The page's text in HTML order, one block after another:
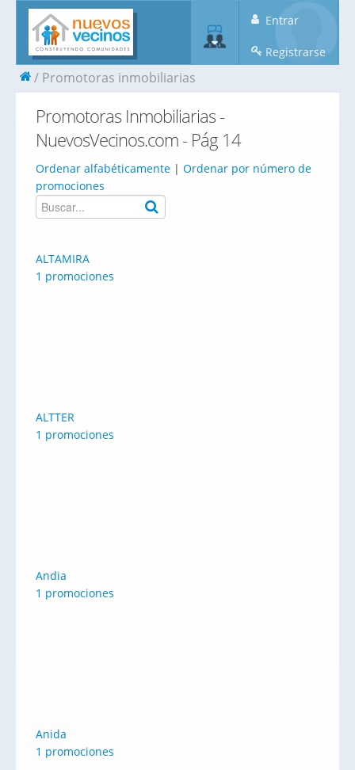
Entrar
Registrarse
Promotoras inmobiliarias
Promotoras Inmobiliarias -
NuevosVecinos.com - Pág 14
Ordenar alfabéticamente | Ordenar por número de
promociones
ALTAMIRA
1 promociones
ALTTER
1 promociones
Andia
1 promociones
Anida
1 promociones